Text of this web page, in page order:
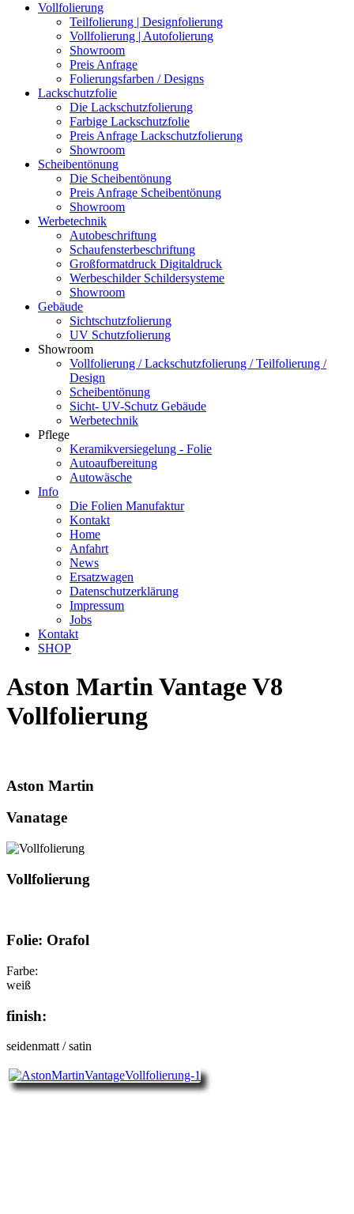
Vollfolierung
Teilfolierung | Designfolierung
Vollfolierung | Autofolierung
Showroom
Preis Anfrage
Folierungsfarben / Designs
Lackschutzfolie
Die Lackschutzfolierung
Farbige Lackschutzfolie
Preis Anfrage Lackschutzfolierung
Showroom
Scheibentönung
Die Scheibentönung
Preis Anfrage Scheibentönung
Showroom
Werbetechnik
Autobeschriftung
Schaufensterbeschriftung
Großformatdruck Digitaldruck
Werbeschilder Schildersysteme
Showroom
Gebäude
Sichtschutzfolierung
UV Schutzfolierung
Showroom
Vollfolierung / Lackschutzfolierung / Teilfolierung /
Design
Scheibentönung
Sicht- UV-Schutz Gebäude
Werbetechnik
Pflege
Keramikversiegelung - Folie
Autoaufbereitung
Autowäsche
Info
Die Folien Manufaktur
Kontakt
Home
Anfahrt
News
Ersatzwagen
Datenschutzerklärung
Impressum
Jobs
Kontakt
SHOP
Aston Martin Vantage V8
Vollfolierung
Aston Martin
Vanatage
Vollfolierung
Folie: Orafol
Farbe:
weiß
finish:
seidenmatt / satin